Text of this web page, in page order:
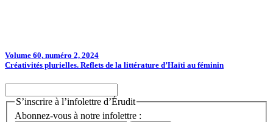
Volume 60, numéro 2, 2024
Créativités plurielles. Reflets de la littérature d’Haïti au féminin
S’inscrire à l’infolettre d’Érudit
Abonnez-vous à notre infolettre :